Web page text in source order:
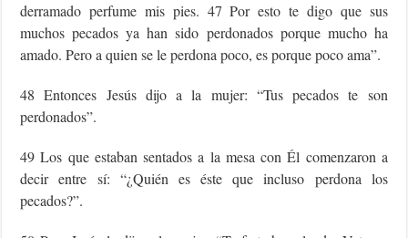
derramado perfume mis pies. 47 Por esto te digo que sus
muchos pecados ya han sido perdonados porque mucho ha
amado. Pero a quien se le perdona poco, es porque poco ama”.
48 Entonces Jesús dijo a la mujer: “Tus pecados te son
perdonados”.
49 Los que estaban sentados a la mesa con Él comenzaron a
decir entre sí: “¿Quién es éste que incluso perdona los
pecados?”.